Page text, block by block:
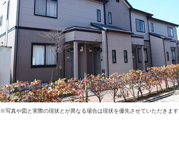
※写真や図と実際の現状とが異なる場合は現状を優先させていただきます